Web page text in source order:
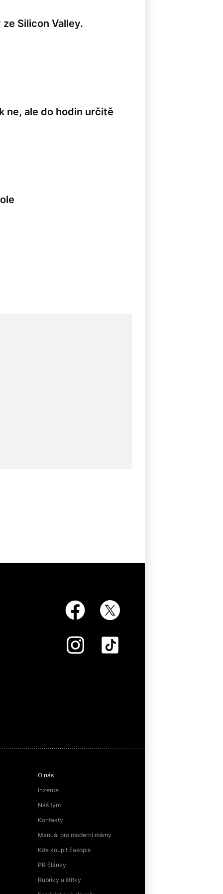
Silicon Valley.
ne, ale do hodin určitě
O nás
Inzerce
Náš tým
Kontakty
Manuál pro moderní mámy
Kde koupit časopis
PR články
Rubriky a štítky